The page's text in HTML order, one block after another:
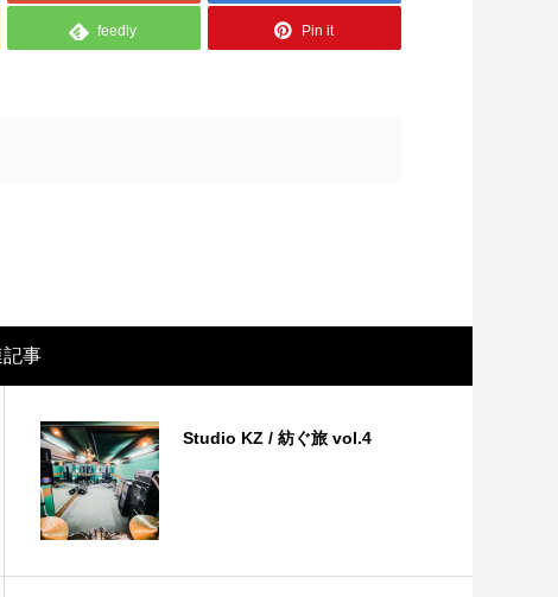
feedly Pin it
記事
Studio KZ / 紡ぐ旅 vol.4
映画レビュー ～設定出オチのわけわから